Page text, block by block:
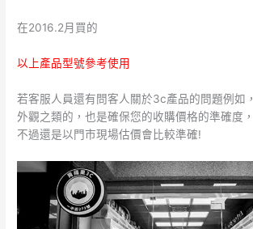
在2016.2月買的
以上產品型號參考使用
若客服人員還有問客人關於3c產品的問題例如，
外觀之類的，也是確保您的收購價格的準確度，
不過還是以門市現場估價會比較準確!